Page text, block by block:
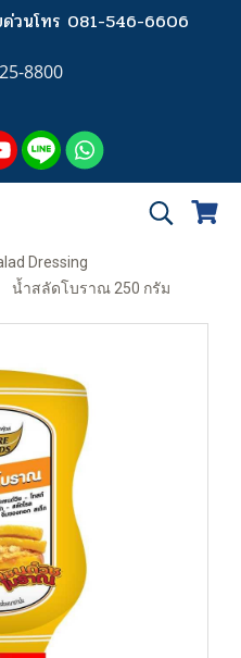
ด่วนโทร 081-546-6606
8800
Dressing
น้ำสลัดโบราณ 250 กรัม